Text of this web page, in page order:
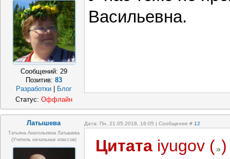
Сообщений: 29
Позитив: 83
Разработки
Блог
Васильевна.
Статус: Оффлайн
Латышева Дата: Пн, 21.05.2018, 16:05 | Сообщение # 12
Татьяна Анатольевна Латышева
(учитель начальных классов)
Цитата iyugov ( )